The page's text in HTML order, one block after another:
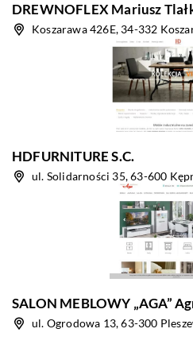
DREWNOFLEX Mariusz
Koszarawa 426E, 34-332
HDFURNITURE S.C.
ul. Solidarności 35, 63-600
SALON MEBLOWY „AGA”
ul. Ogrodowa 13, 63-300